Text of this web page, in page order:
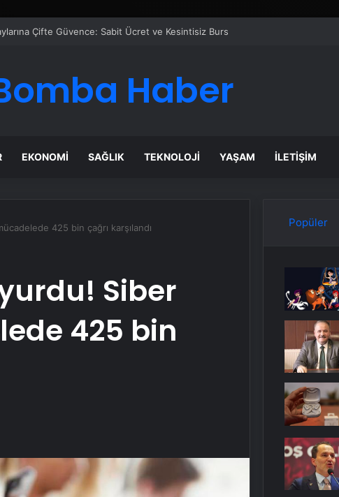
Tüm Evcil Hayvan Ürünleri
Haber
EKONOMI SAĞLIK TEKNOLOJI YAŞAM İLETIŞIM
425 bin çağrı karşılandı
Siber
425 bin
Popüler